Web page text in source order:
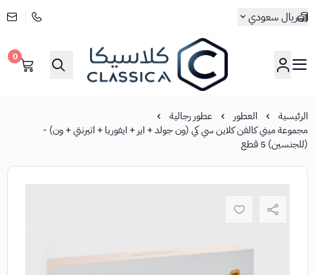
ريال سعودي
كلاسيكا
0
الرئيسية العطور
عطور رجالية
مجموعة ميني كالفن كلاين سي كي (ون جولد + اير + ايفوريا + اتيرنتي + ون) -
(للجنسين) 5 قطع